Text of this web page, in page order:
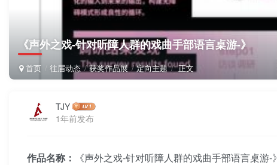
《声外之戏-针对听障人群的戏曲手部语言桌游-》
首页 往届动态 获奖作品展 定向主题 正文
TJY
1年前发布
作品名称：
《声外之戏-针对听障人群的戏曲手部语言桌游-》